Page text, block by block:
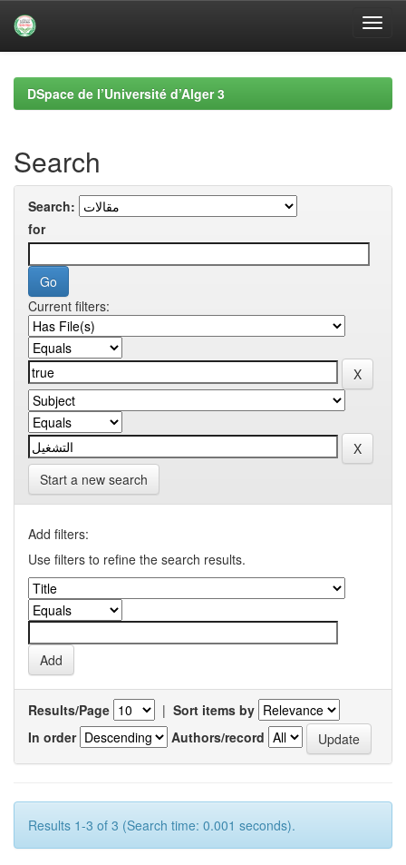
navigationDSpace de l’Université d’Alger 3
Search
Search:
for
Current filters:
Start a new search
Add filters:
Use filters to refine the search results.
Results/Page | Sort items by
In order
Authors/record
Results 1-3 of 3 (Search time: 0.001 seconds).